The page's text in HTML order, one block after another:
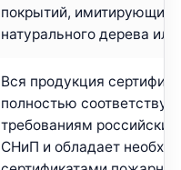
покрытий, имитирующих
натурального дерева
Вся продукция
полностью
требованиям
СНиП и обладает